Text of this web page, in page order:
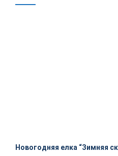
Новогодняя елка “Зимняя